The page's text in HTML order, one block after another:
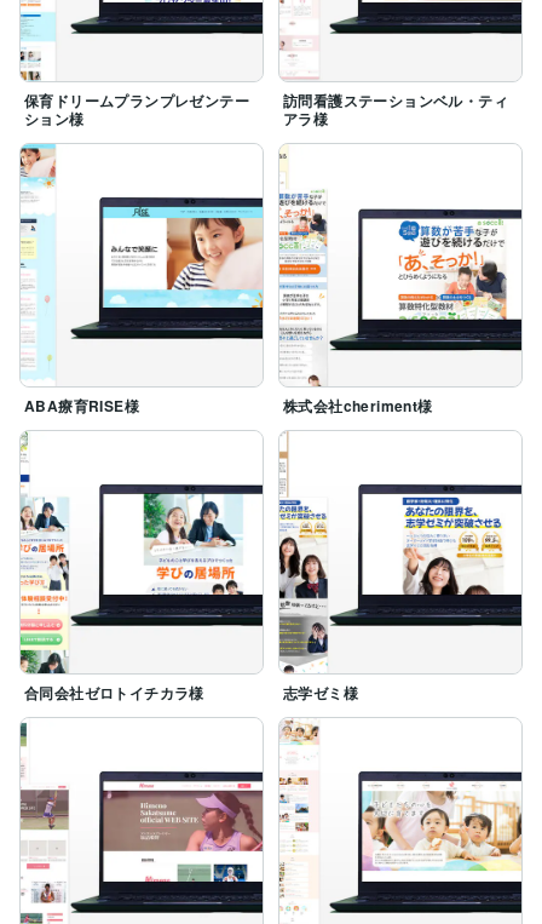
保育ドリームプランプレゼンテー
ション様
訪問看護ステーションベル・ティ
アラ様
ABA療育RISE様 株式会社cheriment様
合同会社ゼロトイチカラ様 志学ゼミ様